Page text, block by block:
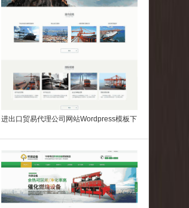
进出口贸易代理公司网站Wordpress模板下
载